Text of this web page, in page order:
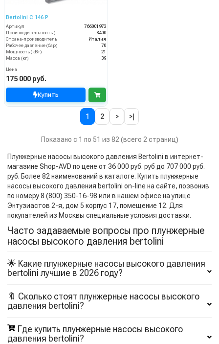
Bertolini С 146 Р
Артикул
766001973
8400
Страна-производитель
Италия
Рабочее давление (бар)
70
Мощность (кВт)
21
Масса (кг)
39
Цена
175 000 руб.
Купить
1 2 > >|
Показано с 1 по 51 из 82 (всего 2 страниц)
Плунжерные насосы высокого давления Bertolini в интернет-
магазине Shop-AVD по цене от 36 000 руб. руб до 707 000 руб.
руб. Более 82 наименований в каталоге. Купить плунжерные
насосы высокого давления bertolini on-line на сайте, позвонив
по номеру 8 (800) 350-16-98 или в нашем офисе на улице
Энтузиастов 2-я, дом 5 корпус 17, помещение 12. Для
покупателей из Москвы специальные условия доставки.
Часто задаваемые вопросы про плунжерные
насосы высокого давления bertolini
🌟 Какие плунжерные насосы высокого давления
bertolini лучшие в 2026 году?
🔖 Сколько стоят плунжерные насосы высокого
давления bertolini?
Где купить плунжерные насосы высокого
давления bertolini?